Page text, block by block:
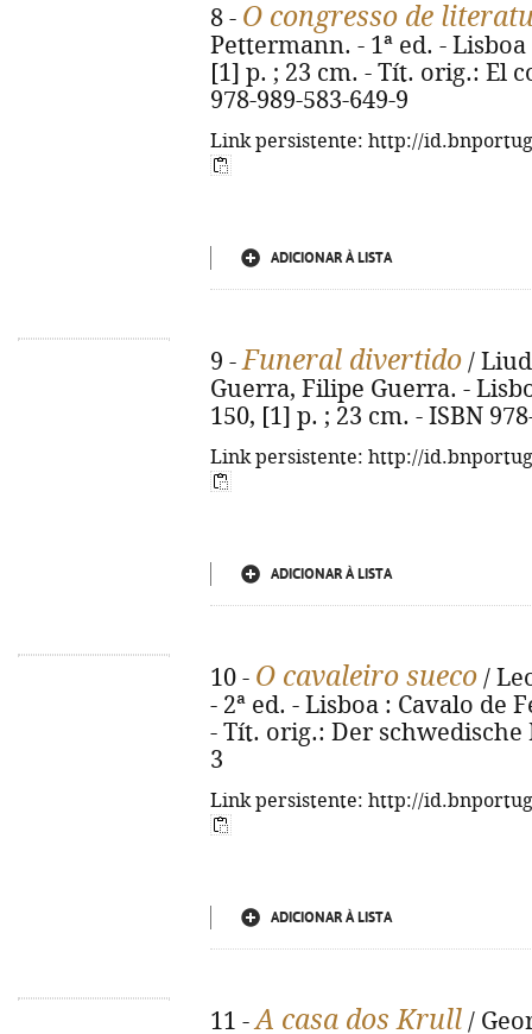
8 - O congresso de
Pettermann. - 1ª ed. -
[1] p. ; 23 cm. - Tít. orig.: El
978-989-583-649-9
Link persistente: http://
ADICIONAR À LISTA
9 -Funeral divertido /
Guerra, Filipe Guerra. -
150, [1] p. ; 23 cm. - ISBN
Link persistente: http://
ADICIONAR À LISTA
10 - O cavaleiro sueco /
- 2ª ed. - Lisboa : Cavalo de
- Tít. orig.: Der schwedische
3
Link persistente: http://
ADICIONAR À LISTA
11 -A casa dos Krull /